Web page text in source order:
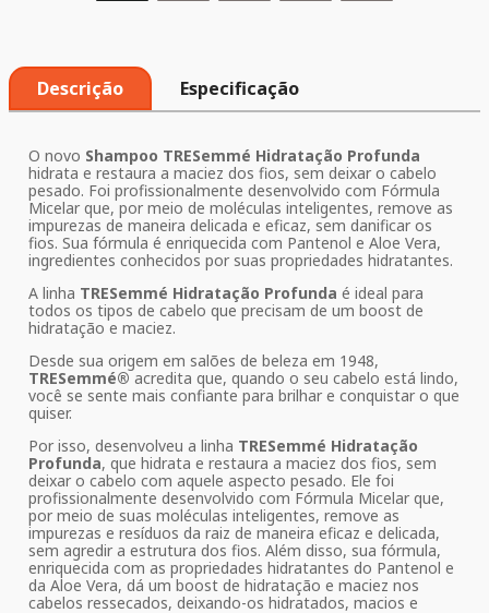
Descrição Especificação
O novo Shampoo TRESemmé Hidratação Profunda
hidrata e restaura a maciez dos fios, sem deixar o cabelo
pesado. Foi profissionalmente desenvolvido com Fórmula
Micelar que, por meio de moléculas inteligentes, remove as
impurezas de maneira delicada e eficaz, sem danificar os
fios. Sua fórmula é enriquecida com Pantenol e Aloe Vera,
ingredientes conhecidos por suas propriedades hidratantes.
A linha TRESemmé Hidratação Profunda é ideal para
todos os tipos de cabelo que precisam de um boost de
hidratação e maciez.
Desde sua origem em salões de beleza em 1948,
TRESemmé® acredita que, quando o seu cabelo está lindo,
você se sente mais confiante para brilhar e conquistar o que
quiser.
Por isso, desenvolveu a linha TRESemmé Hidratação
Profunda, que hidrata e restaura a maciez dos fios, sem
deixar o cabelo com aquele aspecto pesado. Ele foi
profissionalmente desenvolvido com Fórmula Micelar que,
por meio de suas moléculas inteligentes, remove as
impurezas e resíduos da raiz de maneira eficaz e delicada,
sem agredir a estrutura dos fios. Além disso, sua fórmula,
enriquecida com as propriedades hidratantes do Pantenol e
da Aloe Vera, dá um boost de hidratação e maciez nos
cabelos ressecados, deixando-os hidratados, macios e